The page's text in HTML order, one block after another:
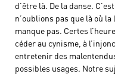
d’être là. De la danse.
n’oublions pas que là où
manque pas. Certes
céder au cynisme, à
entretenir des
possibles usages. Notre